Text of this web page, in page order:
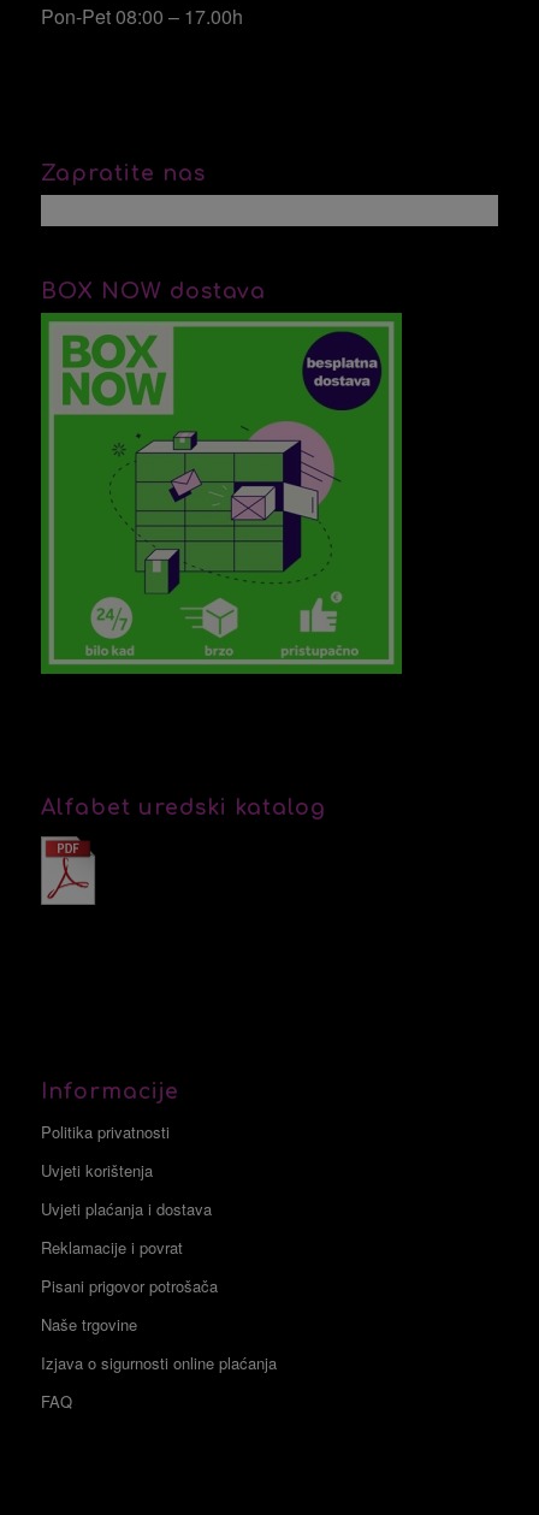
Pon-Pet 08:00 – 17.00h
Zapratite nas
BOX NOW dostava
Alfabet uredski katalog
Informacije
Politika privatnosti
Uvjeti korištenja
Uvjeti plaćanja i dostava
Reklamacije i povrat
Pisani prigovor potrošača
Naše trgovine
Izjava o sigurnosti online plaćanja
FAQ